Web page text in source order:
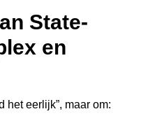
State-
en
het eerlijk”, maar om: